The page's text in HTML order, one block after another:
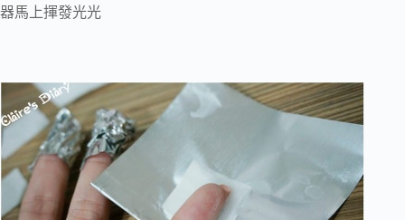
器馬上揮發光光